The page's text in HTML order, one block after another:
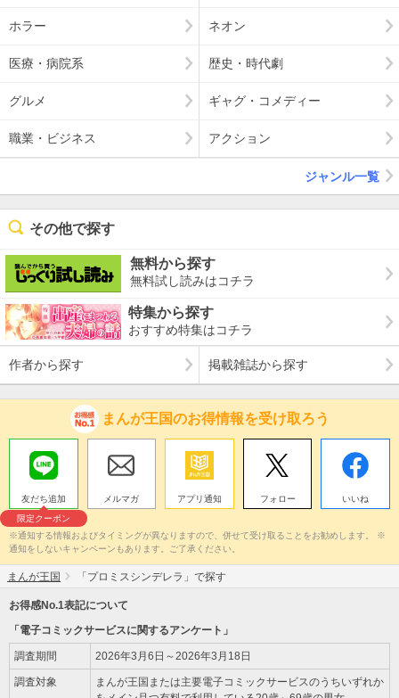
ホラー ネオン
医療・病院系 歴史・時代劇
グルメ ギャグ・コメディー
職業・ビジネス アクション
ジャンル一覧
その他で探す
無料から探す
無料試し読みはコチラ
特集から探す
おすすめ特集はコチラ
作者から探す 掲載雑誌から探す
まんが王国のお得情報を受け取ろう
友だち追加
限定クーポン
メルマガ アプリ通知 フォロー いいね
※通知する情報およびタイミングが異なりますので、併せて受け取ることをお勧めします。 ※
通知をしないキャンペーンもあります。ご了承ください。
まんが王国 「プロミスシンデレラ」で探す
お得感No.1表記について
「電子コミックサービスに関するアンケート」
調査期間 2026年3月6日～2026年3月18日
調査対象
まんが王国または主要電子コミックサービスのうちいずれか